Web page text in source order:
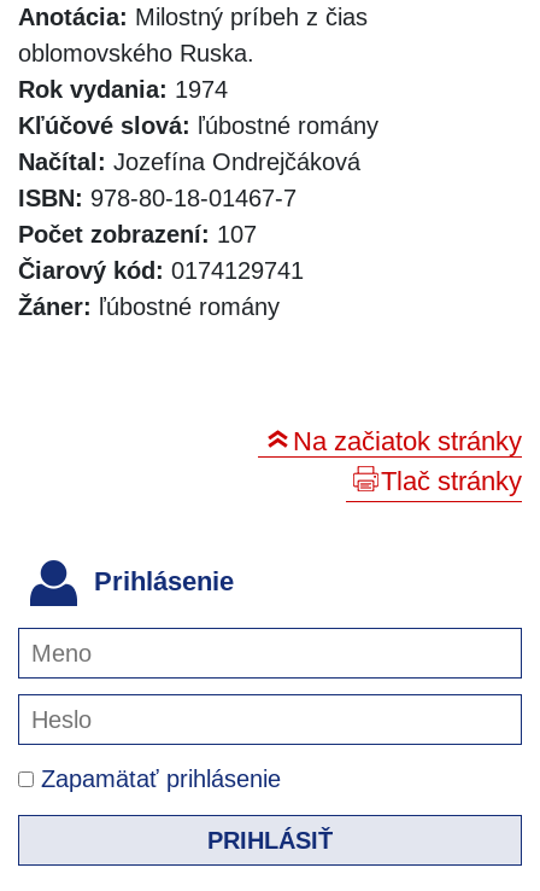
Anotácia: Milostný príbeh z čias
oblomovského Ruska.
Rok vydania: 1974
Kľúčové slová: ľúbostné romány
Načítal: Jozefína Ondrejčáková
ISBN: 978-80-18-01467-7
Počet zobrazení: 107
Čiarový kód: 0174129741
Žáner: ľúbostné romány
Na začiatok stránky
Tlač stránky
Prihlásenie
Zapamätať prihlásenie
PRIHLÁSIŤ